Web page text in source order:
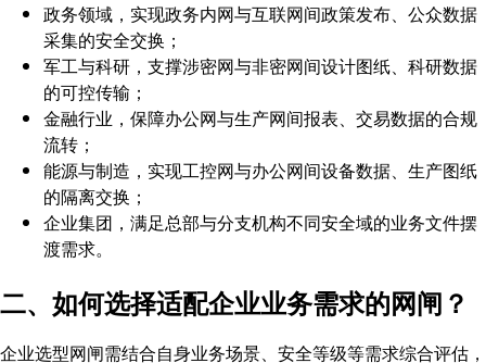
政务领域，实现政务内网与互联网间政策发布、公众数据
采集的安全交换；
军工与科研，支撑涉密网与非密网间设计图纸、科研数据
的可控传输；
金融行业，保障办公网与生产网间报表、交易数据的合规
流转；
能源与制造，实现工控网与办公网间设备数据、生产图纸
的隔离交换；
企业集团，满足总部与分支机构不同安全域的业务文件摆
渡需求。
二、如何选择适配企业业务需求的网闸？
企业选型网闸需结合自身业务场景、安全等级等需求综合评估，